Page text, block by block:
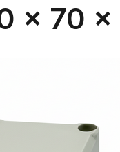
x 70 x